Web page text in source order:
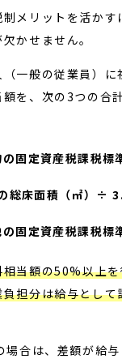
メリットを活かす
かせません。
一般の従業員）に
を、次の3つの合
の固定資産税課税
総床面積（㎡）÷
の固定資産税課税
当額の50%以上
担分は給与として
合は、差額が給